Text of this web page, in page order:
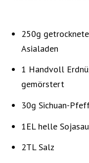
250g
Asialaden
1 Handvoll
gemörstert
30g Sichuan-
1EL helle
2TL Salz